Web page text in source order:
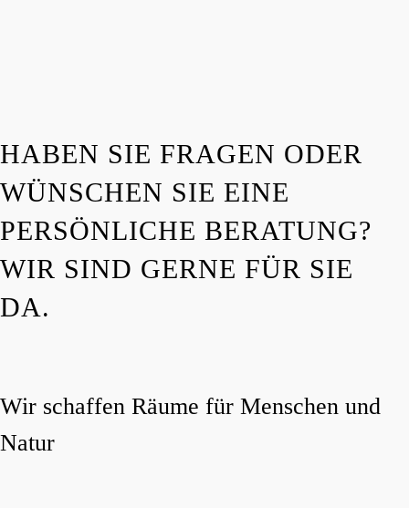
HABEN SIE FRAGEN ODER
WÜNSCHEN SIE EINE
PERSÖNLICHE BERATUNG?
WIR SIND GERNE FÜR SIE
DA.
Wir schaffen Räume für Menschen und
Natur